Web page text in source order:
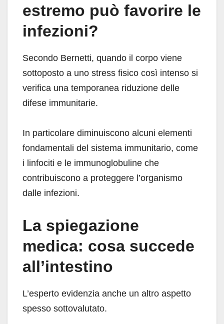
estremo può favorire le
infezioni?
Secondo Bernetti, quando il corpo viene
sottoposto a uno stress fisico così intenso si
verifica una temporanea riduzione delle
difese immunitarie.
In particolare diminuiscono alcuni elementi
fondamentali del sistema immunitario, come
i linfociti e le immunoglobuline che
contribuiscono a proteggere l’organismo
dalle infezioni.
La spiegazione
medica: cosa succede
all’intestino
L’esperto evidenzia anche un altro aspetto
spesso sottovalutato.